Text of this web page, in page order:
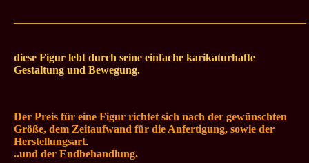
diese Figur lebt durch seine einfache karikaturhafte
Gestaltung und Bewegung.
Der Preis für eine Figur richtet sich nach der gewünschten
Größe, dem Zeitaufwand für die Anfertigung, sowie der
Herstellungsart.
..und der Endbehandlung.